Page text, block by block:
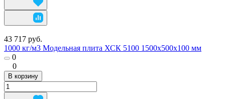
43 717 руб.
1000 кг/м3 Модельная плита ХСК 5100 1500х500х100 мм
0
0
В корзину